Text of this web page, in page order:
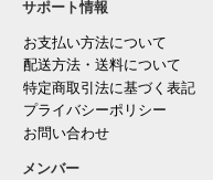
サポート情報
お支払い方法について
配送方法・送料について
特定商取引法に基づく表記
プライバシーポリシー
お問い合わせ
メンバー